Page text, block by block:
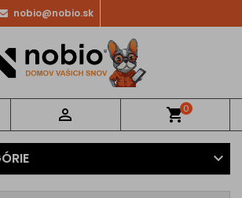
nobio@nobio.sk
 shopping_cart0